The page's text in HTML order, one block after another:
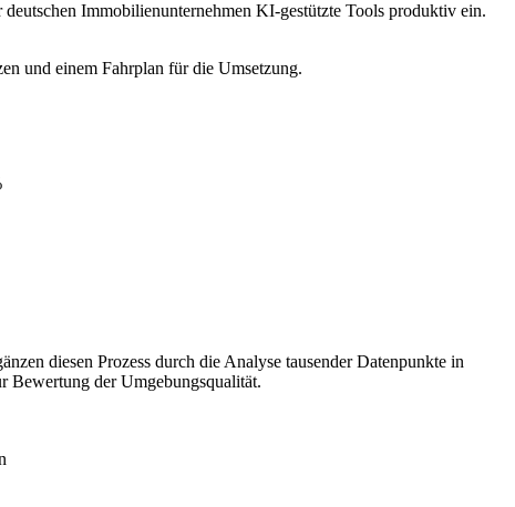
Immobilienunternehmen KI-gestützte Tools produktiv ein.
und einem Fahrplan für die Umsetzung.
diesen Prozess durch die Analyse tausender Datenpunkte in
Bewertung der Umgebungsqualität.